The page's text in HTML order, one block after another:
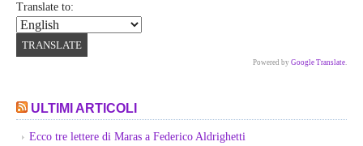
Translate to:
Powered by Google Translate.
ULTIMI ARTICOLI
Ecco tre lettere di Maras a Federico Aldrighetti